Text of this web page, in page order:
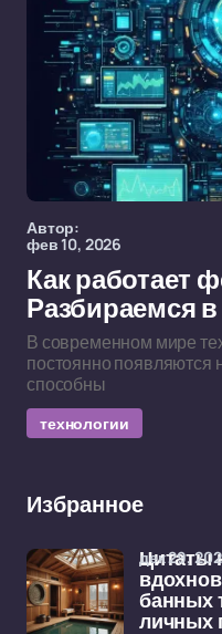
Автор:
фев 10, 2026
Как работает
Разбираемся в
В современном мире
постоянно появляются
способны
технологии
Избранное
Цитаты
банных
личных
дек 29,